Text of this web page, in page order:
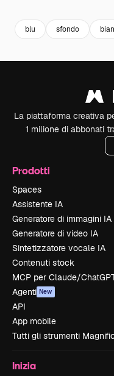
blu sfondo
La piattaforma creativa
1 milione di abbonati
Prodotti
Spaces
Assistente IA
Generatore di immagini IA
Generatore di video IA
Sintetizzatore vocale IA
Contenuti stock
MCP per Claude/
Agenti New
API
App mobile
Tutti gli strumenti Magnific
Inizia